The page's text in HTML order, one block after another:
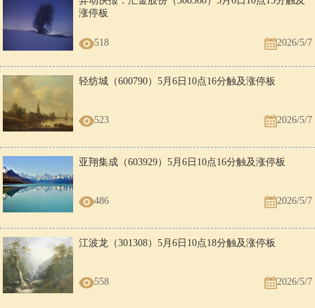
涨停板
518 2026/5/7
轻纺城（600790）5月6日10点16分触及涨停板
523 2026/5/7
亚翔集成（603929）5月6日10点16分触及涨停板
486 2026/5/7
江波龙（301308）5月6日10点18分触及涨停板
558 2026/5/7